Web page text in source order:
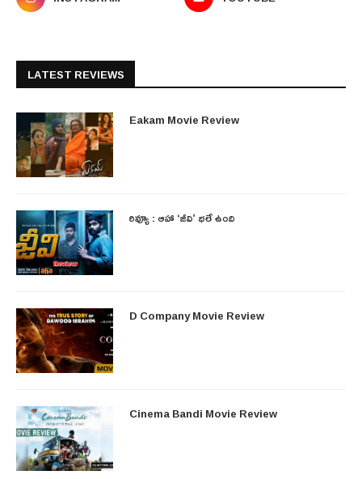
LATEST REVIEWS
Eakam Movie Review
రివ్యూ : ఆహా ‘జీవి’ భలే ఉంది
D Company Movie Review
Cinema Bandi Movie Review